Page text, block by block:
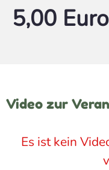
5,00
Video zur
Es ist kein